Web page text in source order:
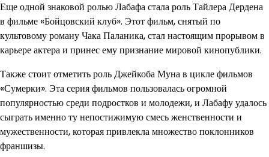
Еще одной знаковой ролью Лабафа стала роль Тайлера Дердена
в фильме «Бойцовский клуб». Этот фильм, снятый по
культовому роману Чака Паланика, стал настоящим прорывом в
карьере актера и принес ему признание мировой кинопублики.
Также стоит отметить роль Джейкоба Муна в цикле фильмов
«Сумерки». Эта серия фильмов пользовалась огромной
популярностью среди подростков и молодежи, и Лабафу удалось
сыграть именно ту непостижимую смесь женственности и
мужественности, которая привлекла множество поклонников
франшизы.